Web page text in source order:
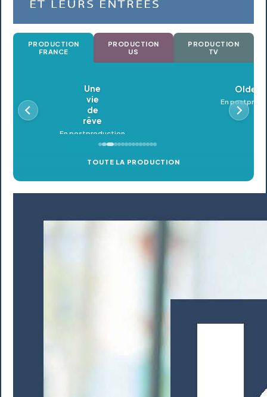
PRODUCTION
FRANCE
PRODUCTION
US
PRODUCTION
TV
Oldeupe
En postproduction
TOUTE LA PRODUCTION